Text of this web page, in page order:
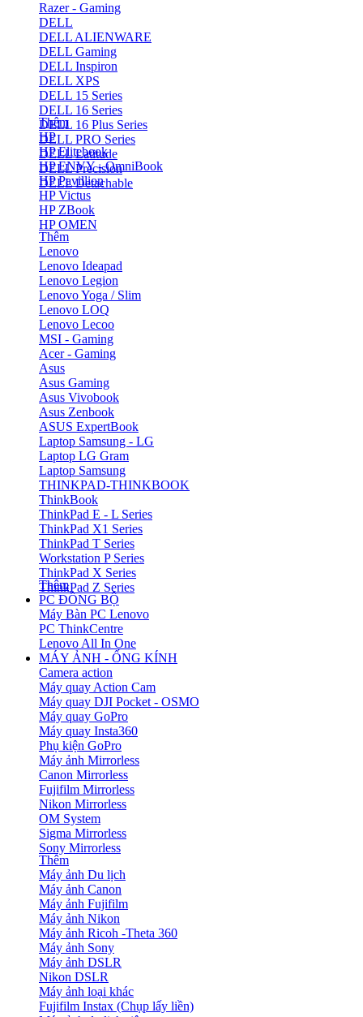
Razer - Gaming
DELL
DELL ALIENWARE
DELL Gaming
DELL Inspiron
DELL XPS
DELL 15 Series
DELL 16 Series
DELL 16 Plus Series
DELL PRO Series
DELL Latitude
DELL Precision
DELL Detachable
Thêm
HP
HP Elitebook
HP ENVY - OmniBook
HP Pavillion
HP Victus
HP ZBook
HP OMEN
Thêm
Lenovo
Lenovo Ideapad
Lenovo Legion
Lenovo Yoga / Slim
Lenovo LOQ
Lenovo Lecoo
MSI - Gaming
Acer - Gaming
Asus
Asus Gaming
Asus Vivobook
Asus Zenbook
ASUS ExpertBook
Laptop Samsung - LG
Laptop LG Gram
Laptop Samsung
THINKPAD-THINKBOOK
ThinkBook
ThinkPad E - L Series
ThinkPad X1 Series
ThinkPad T Series
Workstation P Series
ThinkPad X Series
ThinkPad Z Series
Thêm
PC ĐỒNG BỘ
Máy Bàn PC Lenovo
PC ThinkCentre
Lenovo All In One
MÁY ẢNH - ỐNG KÍNH
Camera action
Máy quay Action Cam
Máy quay DJI Pocket - OSMO
Máy quay GoPro
Máy quay Insta360
Phụ kiện GoPro
Máy ảnh Mirrorless
Canon Mirrorless
Fujifilm Mirrorless
Nikon Mirrorless
OM System
Sigma Mirrorless
Sony Mirrorless
Thêm
Máy ảnh Du lịch
Máy ảnh Canon
Máy ảnh Fujifilm
Máy ảnh Nikon
Máy ảnh Ricoh -Theta 360
Máy ảnh Sony
Máy ảnh DSLR
Nikon DSLR
Máy ảnh loại khác
Fujifilm Instax (Chụp lấy liền)